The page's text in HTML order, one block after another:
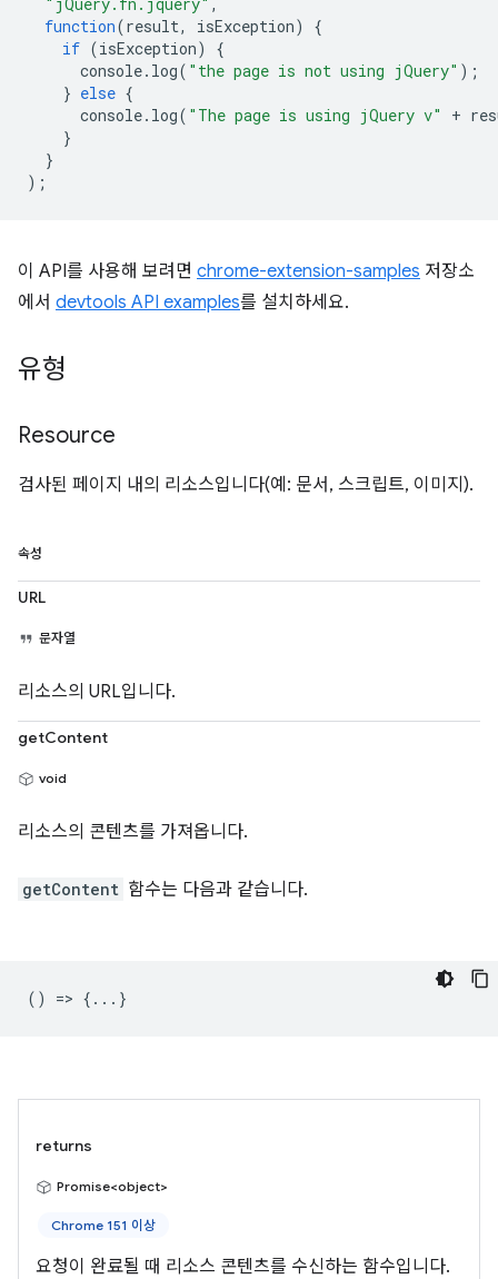
function(result, isException)
{
if (isException)
{
console. log( "the page is not using jQuery" );
} else {
console. log( "The page is using jQuery v" +
}
}
);
이 API를 사용해 보려면 chrome-extension-samples 저장소
에서 devtools API examples를 설치하세요.
유형
Resource
검사된 페이지 내의 리소스입니다(예: 문서, 스크립트, 이미지).
속성
URL
문자열
리소스의 URL입니다.
getContent
void
리소스의 콘텐츠를 가져옵니다.
getContent 함수는 다음과 같습니다.
() => {...}
returns
Promise<object>
Chrome 151 이상
요청이 완료될 때 리소스 콘텐츠를 수신하는 함수입니다.